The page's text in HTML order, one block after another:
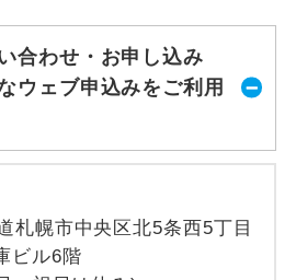
合わせ・お申し込み
ウェブ申込みをご利用
札幌市中央区北5条西5丁目
ビル6階